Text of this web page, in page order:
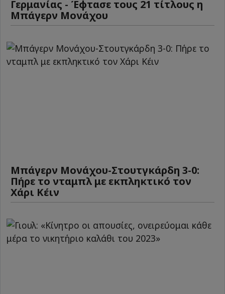
Γερμανίας - Έφτασε τους 21 τίτλους η
Μπάγερν Μονάχου
Μπάγερν Μονάχου-Στουτγκάρδη 3-0:
Πήρε το νταμπλ με εκπληκτικό τον
Χάρι Κέιν